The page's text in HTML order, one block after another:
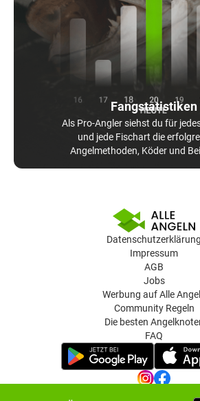
Fangstatistiken
Als Pro-Angler siehst du für
und jede Fischart die
Angelmethoden, Köder und
Datenschutzerklärung
Impressum
AGB
Jobs
Werbung auf Alle
Community Regeln
Die besten
FAQ